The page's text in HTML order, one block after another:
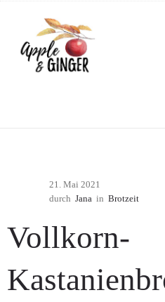
21. Mai 2021
durch Jana in Brotzeit
Vollkorn-